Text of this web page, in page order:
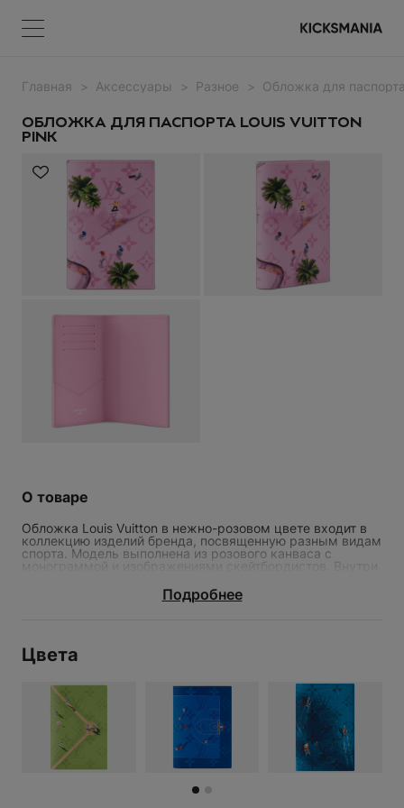
Главная Аксессуары Разное Обложка для
ОБЛОЖКА ДЛЯ ПАСПОРТА LOUIS VUITTON
PINK
О товаре
Обложка Louis Vuitton в нежно-розовом цвете входит в
коллекцию изделий бренда, посвященную разным видам
спорта. Модель выполнена из розового канваса с
монограммой и изображениями скейтбордистов. Внутри
Параметры изделия: 10 x 14 x 2,5 см
Подробнее
Цвета
Меню ВОЙТИ
Регистрация
ВОЙТИ
ОБЛОЖКА ДЛЯ ПАСПОРТА
Меню КОРЗИНА
НЕТ ТОВАРОВ